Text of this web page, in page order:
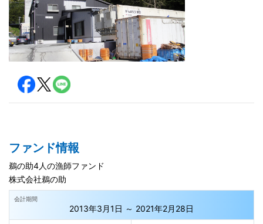
ファンド情報
鵜の助4人の漁師ファンド
株式会社鵜の助
会計期間
2013年3月1日 ～ 2021年2月28日